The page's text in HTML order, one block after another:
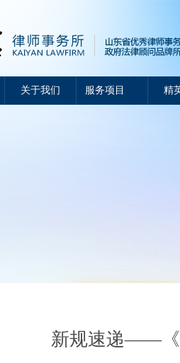
关于我们 服务项目 精
新规速递——《